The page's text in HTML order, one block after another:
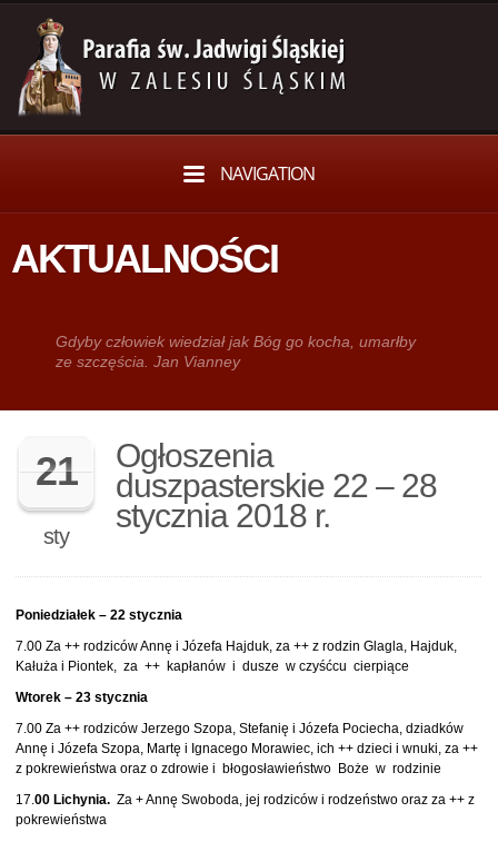
NAVIGATION
AKTUALNOŚCI
Gdy­by człowiek wie­dział jak Bóg go kocha, umarłby
ze szczęścia. Jan Vianney
21
sty
Ogłoszenia
duszpasterskie 22 – 28
stycznia 2018 r.
Poniedziałek – 22 stycznia
7.00 Za ++ rodziców Annę i Józefa Hajduk, za ++ z rodzin Glagla, Hajduk,
Kałuża i Piontek, za ++ kapłanów i dusze w czyśćcu cierpiące
Wtorek – 23 stycznia
7.00 Za ++ rodziców Jerzego Szopa, Stefanię i Józefa Pociecha, dziadków
Annę i Józefa Szopa, Martę i Ignacego Morawiec, ich ++ dzieci i wnuki, za ++
z pokrewieństwa oraz o zdrowie i błogosławieństwo Boże w rodzinie
17.00 Lichynia. Za + Annę Swoboda, jej rodziców i rodzeństwo oraz za ++ z
pokrewieństwa